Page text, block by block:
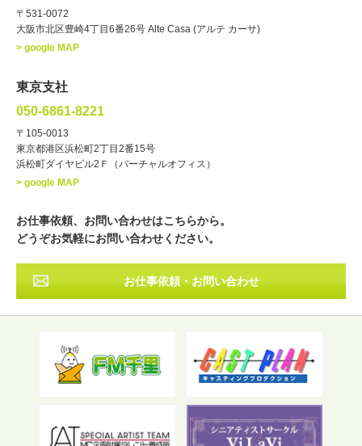
ナレーター レポーター
・年齢
・出身地 北海道 東北
その他
フリーワード検索
〒531-0072
大阪市北区豊崎4丁目6番26号 Alte Casa (アルテ カーサ)
> google MAP
東京支社
050-6861-8221
〒105-0013
東京都港区浜松町2丁目2番15号
浜松町ダイヤビル2Ｆ（バーチャルオフィス）
> google MAP
お仕事依頼、お問い合わせはこちらから。
どうぞお気軽にお問い合わせください。
お仕事依頼・お問い合わせ